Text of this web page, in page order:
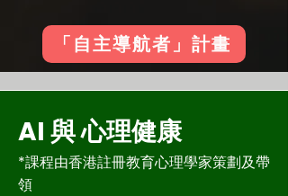
「自主導航者」計畫
AI 與 心理健康
*課程由香港註冊教育心理學家策劃及帶
領